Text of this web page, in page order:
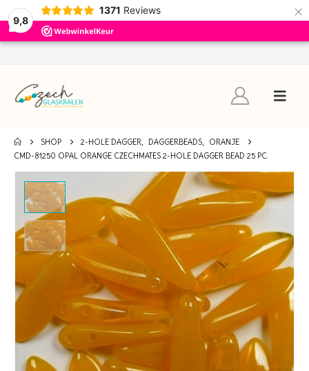
9,8
1371 Reviews ×
SHOP 2-HOLE DAGGER, DAGGERBEADS,
ORANJE
CMD-81250 OPAL ORANGE CZECHMATES 2-HOLE DAGGER BEAD 25 PC.